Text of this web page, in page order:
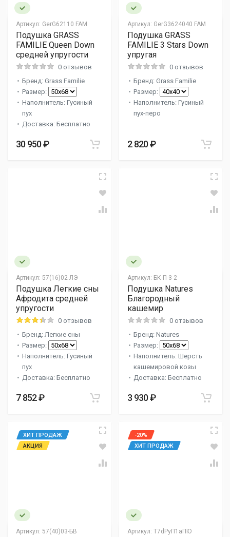
Артикул: GerG62110 FAM
Подушка GRASS
FAMILIE Queen Down
средней упругости
0 отзывов
Бренд: Grass Familie
Размер:
Наполнитель: Гусиный
пух
Доставка: Бесплатно
30 950 ₽
Артикул: GerG3624040 FAM
Подушка GRASS
FAMILIE 3 Stars Down
упругая
0 отзывов
Бренд: Grass Familie
Размер:
Наполнитель: Гусиный
пух-перо
2 820 ₽
Артикул: 57(16)02-ЛЭ
Подушка Легкие сны
Афродита средней
упругости
0 отзывов
Бренд: Легкие сны
Размер:
Наполнитель: Гусиный
пух
Доставка: Бесплатно
7 852 ₽
Артикул: БК-П-3-2
Подушка Natures
Благородный
кашемир
0 отзывов
Бренд: Natures
Размер:
Наполнитель: Шерсть
кашемировой козы
Доставка: Бесплатно
3 930 ₽
Артикул: 57(40)03-БВ
ХИТ ПРОДАЖ
АКЦИЯ
Артикул: Т7dPуП1aПЮ
-20%
ХИТ ПРОДАЖ